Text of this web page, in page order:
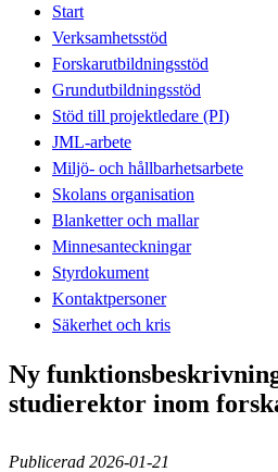
Start
Verksamhetsstöd
Forskarutbildningsstöd
Grundutbildningsstöd
Stöd till projektledare (PI)
JML-arbete
Miljö- och hållbarhetsarbete
Skolans organisation
Blanketter och mallar
Minnesanteckningar
Styrdokument
Kontaktpersoner
Säkerhet och kris
Ny
studierektor inom
Publicerad 2026-01-21